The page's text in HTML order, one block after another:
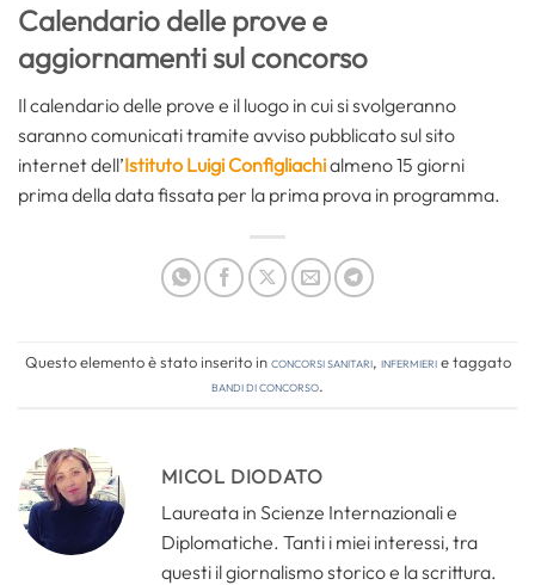
Calendario delle prove e
aggiornamenti sul concorso
Il calendario delle prove e il luogo in cui si svolgeranno
saranno comunicati tramite avviso pubblicato sul sito
internet dell’Istituto Luigi Configliachialmeno 15 giorni
prima della data fissata per la prima prova in programma.
Questo elemento è stato inserito inConcorsi Sanitari, Infermierie taggato
bandi di concorso.
MICOL DIODATO
Laureata in Scienze Internazionali e
Diplomatiche. Tanti i miei interessi, tra
questi il giornalismo storico e la scrittura.